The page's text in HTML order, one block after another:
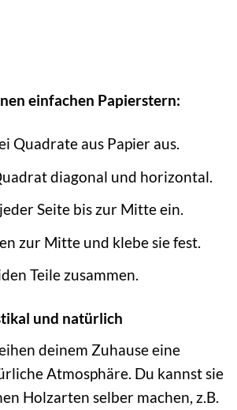
einfachen Papierstern:
Quadrate aus Papier aus.
diagonal und horizontal.
Seite bis zur Mitte ein.
zur Mitte und klebe sie fest.
Teile zusammen.
und natürlich
deinem Zuhause eine
Atmosphäre. Du kannst sie
Holzarten selber machen, z.B.